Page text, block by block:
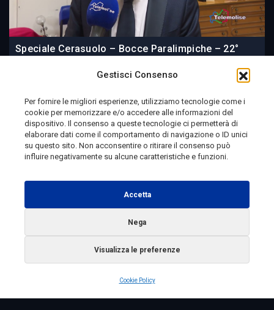
Gestisci Consenso
Per fornire le migliori esperienze, utilizziamo tecnologie come i
cookie per memorizzare e/o accedere alle informazioni del
dispositivo. Il consenso a queste tecnologie ci permetterà di
elaborare dati come il comportamento di navigazione o ID unici
su questo sito. Non acconsentire o ritirare il consenso può
influire negativamente su alcune caratteristiche e funzioni.
Accetta
Nega
Visualizza le preferenze
Cookie Policy
Speciale Cerasuolo – Bocce Paralimpiche – 22°
23 June 2026
Telemolise - reg. Tribunale di Campobasso n. 133 del
10/08/1982 - Direttore Responsabile:MANUELA
Testata Giornalistica Sportiva: reg. Tribunale Di
Campobasso n. 224 del 4/5/1996 - Direttore Responsabile:
ANTONIO DI LALLO
Radio Tele Molise s.r.l. - P.IVA 00213640709